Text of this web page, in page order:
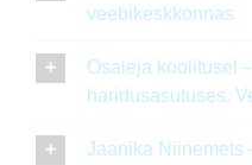
veebikeskkonnas
Osaleja koolitusel
haridusasutuses.
Jaanika Niinemets